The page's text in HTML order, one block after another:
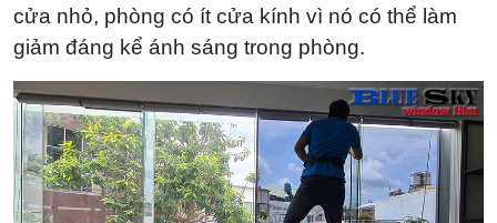
cửa nhỏ, phòng có ít cửa kính vì nó có thể làm
giảm đáng kể ánh sáng trong phòng.